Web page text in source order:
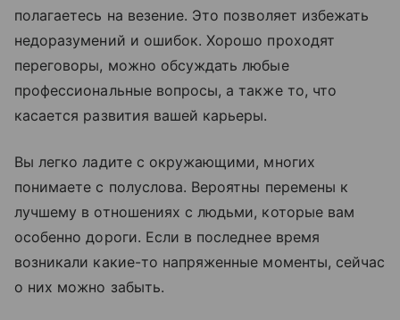
полагаетесь на везение. Это позволяет избежать
недоразумений и ошибок. Хорошо проходят
переговоры, можно обсуждать любые
профессиональные вопросы, а также то, что
касается развития вашей карьеры.
Вы легко ладите с окружающими, многих
понимаете с полуслова. Вероятны перемены к
лучшему в отношениях с людьми, которые вам
особенно дороги. Если в последнее время
возникали какие-то напряженные моменты, сейчас
о них можно забыть.